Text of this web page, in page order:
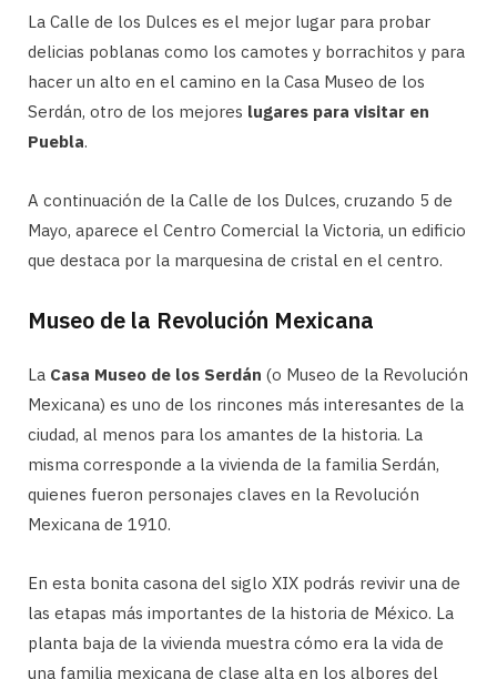
La Calle de los Dulces es el mejor lugar para probar
delicias poblanas como los camotes y borrachitos y para
hacer un alto en el camino en la Casa Museo de los
Serdán, otro de los mejores lugares para visitar en
Puebla.
A continuación de la Calle de los Dulces, cruzando 5 de
Mayo, aparece el Centro Comercial la Victoria, un edificio
que destaca por la marquesina de cristal en el centro.
Museo de la Revolución Mexicana
La Casa Museo de los Serdán (o Museo de la Revolución
Mexicana) es uno de los rincones más interesantes de la
ciudad, al menos para los amantes de la historia. La
misma corresponde a la vivienda de la familia Serdán,
quienes fueron personajes claves en la Revolución
Mexicana de 1910.
En esta bonita casona del siglo XIX podrás revivir una de
las etapas más importantes de la historia de México. La
planta baja de la vivienda muestra cómo era la vida de
una familia mexicana de clase alta en los albores del